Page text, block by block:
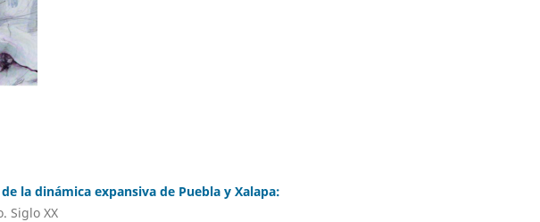
la dinámica expansiva de Puebla y Xalapa:
Siglo XX